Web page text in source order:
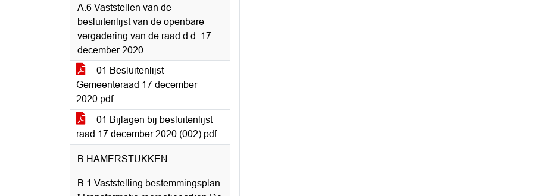
A.6 Vaststellen van de
besluitenlijst van de openbare
vergadering van de raad d.d. 17
december 2020
01 Besluitenlijst
Gemeenteraad 17 december
2020.pdf
01 Bijlagen bij besluitenlijst
raad 17 december 2020 (002).pdf
B HAMERSTUKKEN
B.1 Vaststelling bestemmingsplan